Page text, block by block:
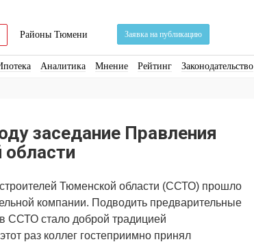
Районы Тюмени Заявка на публикацию
Аналитика Мнение Рейтинг Законодательство
заседание Правления
Тюменской области (ССТО) прошло
компании. Подводить предварительные
ССТО стало доброй традицией
раз коллег гостеприимно принял